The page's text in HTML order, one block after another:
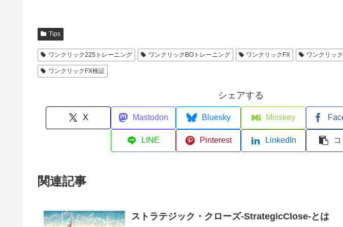
Tips
ワンクリック225トレーニング ワンクリックBOトレーニング ワンクリックFX ワンクリッ
ワンクリックFX検証
シェアする
X Mastodon Bluesky Misskey
LINE Pinterest LinkedIn
関連記事
ストラテジック・クローズ-StrategicClose-とは